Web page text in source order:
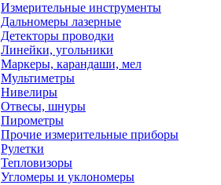
Измерительные инструменты
Дальномеры лазерные
Детекторы проводки
Линейки, угольники
Маркеры, карандаши, мел
Мультиметры
Нивелиры
Отвесы, шнуры
Пирометры
Прочие измерительные приборы
Рулетки
Тепловизоры
Угломеры и уклономеры